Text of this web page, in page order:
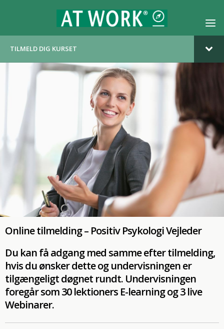
TILMELD DIG KURSET
Online tilmelding – Positiv Psykologi Vejleder
Du kan få adgang med samme efter tilmelding,
hvis du ønsker dette og undervisningen er
tilgængeligt døgnet rundt. Undervisningen
foregår som 30 lektioners E-learning og 3 live
Webinarer.